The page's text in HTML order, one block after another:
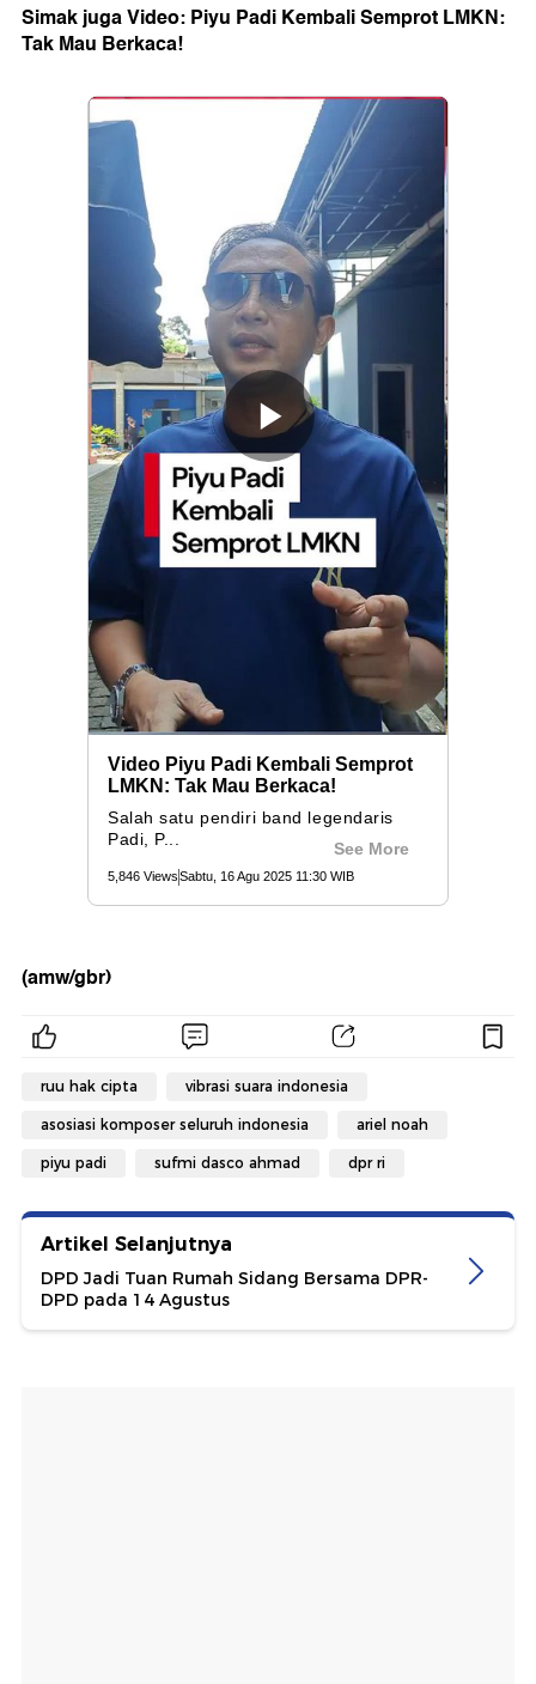
Simak juga Video: Piyu Padi Kembali Semprot LMKN:
Tak Mau Berkaca!
(amw/gbr)
ruu hak cipta vibrasi suara indonesia
asosiasi komposer seluruh indonesia ariel noah
piyu padi sufmi dasco ahmad dpr ri
Artikel Selanjutnya
DPD Jadi Tuan Rumah Sidang Bersama DPR-
DPD pada 14 Agustus